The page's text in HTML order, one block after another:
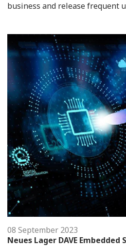
business and release frequent
08 September 2023
Neues Lager DAVE Embedded